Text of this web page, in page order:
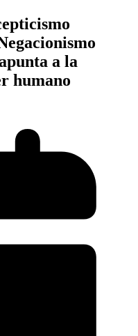
a la
humano